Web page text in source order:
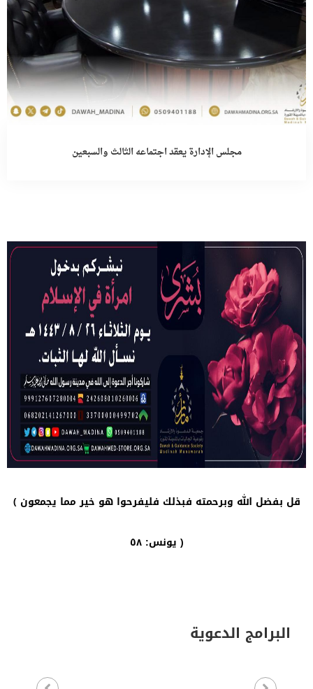
مجلس الإدارة يعقد اجتماعه الثالث والسبعين
قل بفضل الله وبرحمته فبذلك فليفرحوا هو خير مما يجمعون ﴾
يونس: ٥٨ )
البرامج الدعوية